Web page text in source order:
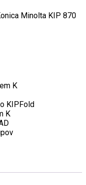
Minolta KIP 870
K
KIPFold
K